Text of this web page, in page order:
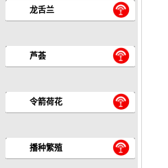
龙舌兰
芦荟
令箭荷花
播种繁殖